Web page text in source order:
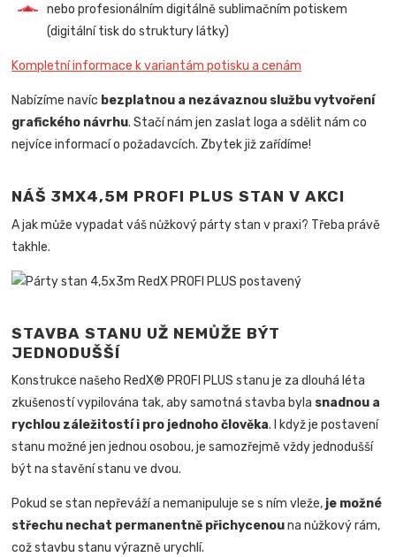
nebo profesionálním digitálně sublimačním potiskem
(digitální tisk do struktury látky)
Kompletní informace k variantám potisku a cenám
Nabízíme navíc bezplatnou a nezávaznou službu vytvoření
grafického návrhu. Stačí nám jen zaslat loga a sdělit nám co
nejvíce informací o požadavcích. Zbytek již zařídíme!
NÁŠ 3MX4,5M PROFI PLUS STAN V AKCI
A jak může vypadat váš nůžkový párty stan v praxi? Třeba právě
takhle.
STAVBA STANU UŽ NEMŮŽE BÝT
JEDNODUŠŠÍ
Konstrukce našeho RedX® PROFI PLUS stanu je za dlouhá léta
zkušeností vypilována tak, aby samotná stavba byla snadnou a
rychlou záležitostí i pro jednoho člověka.
I když je postavení
stanu možné jen jednou osobou, je samozřejmě vždy jednodušší
být na stavění stanu ve dvou.
Pokud se stan nepřeváží a nemanipuluje se s ním vleže, je možné
střechu nechat permanentně přichycenouna nůžkový rám,
což stavbu stanu výrazně urychlí.